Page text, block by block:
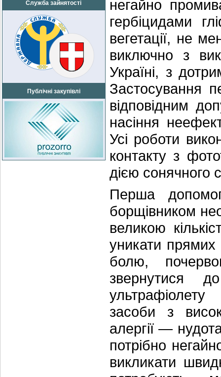
Служба зайнятості
Публічні закупівлі
негайно
гербіцидами
вегетації, не
виключно з
Україні, з
Застосування
відповідним
насіння
Усі роботи
контакту з
дією сонячного
Перша
борщівником
великою
уникати
болю,
звернутися
засоби з
алергії —
потрібно
викликати